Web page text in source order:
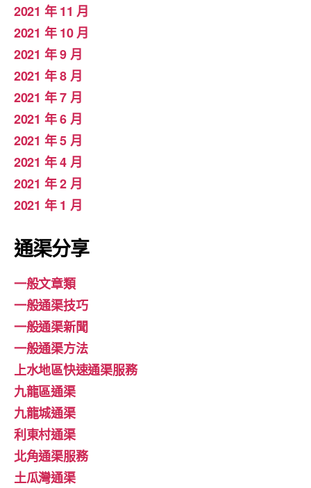
2021 年 11 月
2021 年 10 月
2021 年 9 月
2021 年 8 月
2021 年 7 月
2021 年 6 月
2021 年 5 月
2021 年 4 月
2021 年 2 月
2021 年 1 月
通渠分享
一般文章類
一般通渠技巧
一般通渠新聞
一般通渠方法
上水地區快速通渠服務
九龍區通渠
九龍城通渠
利東村通渠
北角通渠服務
土瓜灣通渠